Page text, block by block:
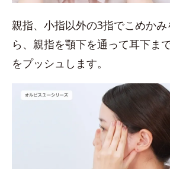
親指、小指以外の3指でこめか
ら、親指を顎下を通って耳下ま
をプッシュします。